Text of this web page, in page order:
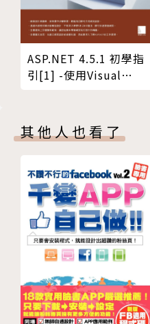
Chapter 05 簡報播放技巧
Part 4 特別收錄
實用裏技大公開
ASP.NET 4.5.1 初學指
引[1] -使用Visual
其他人也看了